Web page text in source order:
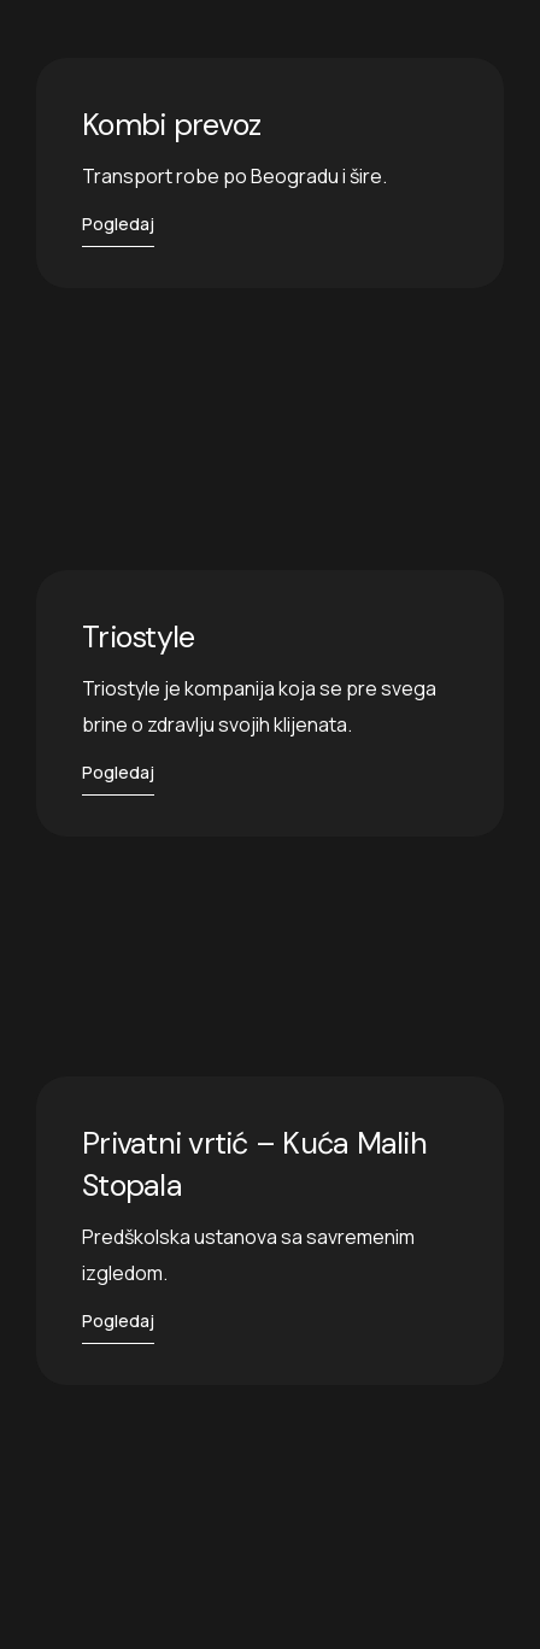
Kombi prevoz
Transport robe po Beogradu i šire.
Pogledaj
Triostyle
Triostyle je kompanija koja se pre svega
brine o zdravlju svojih klijenata.
Pogledaj
Privatni vrtić – Kuća Malih
Stopala
Predškolska ustanova sa savremenim
izgledom.
Pogledaj